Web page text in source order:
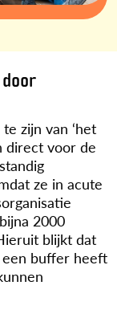
zijn van ‘het
direct voor de
ze in acute
2000
blijkt dat
buffer heeft